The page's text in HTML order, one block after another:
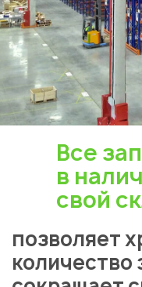
Все
в
свой
позволяет
количество